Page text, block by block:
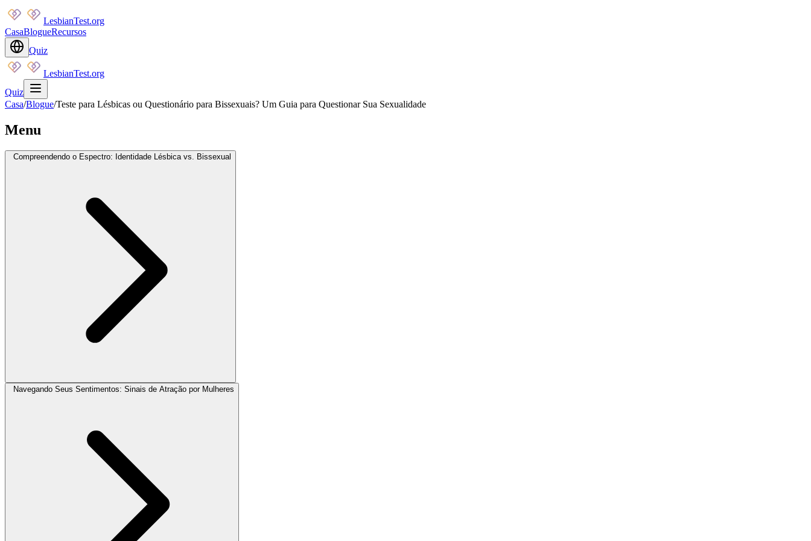
LesbianTest.org
CasaBlogueRecursos
Quiz
LesbianTest.org
Quiz
Casa/Blogue/Teste para Lésbicas ou Questionário para Bissexuais? Um Guia para Questionar Sua Sexualidade
Menu
Compreendendo o Espectro: Identidade Lésbica vs. Bissexual
Navegando Seus Sentimentos: Sinais de Atração por Mulheres